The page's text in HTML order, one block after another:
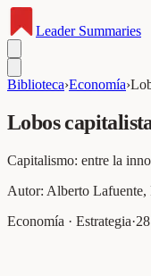
LeaderSummaries
Biblioteca›Economía›
Lobos
Capitalismo: entre la
Autor: Alberto Lafuente,
Economía · Estrategia·28